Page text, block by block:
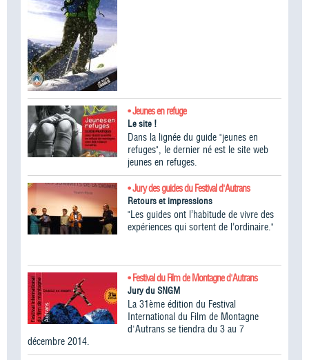
• Jeunes en refuge
Le site !
Dans la lignée du guide "jeunes en
refuges", le dernier né est le site web
jeunes en refuges.
• Jury des guides du Festival d'Autrans
Retours et impressions
"Les guides ont l’habitude de vivre des
expériences qui sortent de l’ordinaire."
• Festival du Film de Montagne d'Autrans
Jury du SNGM
La 31ème édition du Festival
International du Film de Montagne
d'Autrans se tiendra du 3 au 7
décembre 2014.